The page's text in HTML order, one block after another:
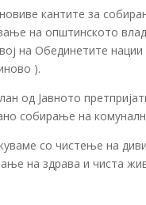
кантите за
на општинското
на Обединетите
).
од Јавното
собирање на
со чистење на
на здрава и чиста